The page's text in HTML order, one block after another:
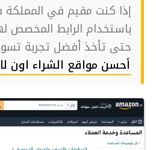
إذا كنت مقيم في المملكة
باستخدام الرابط المخصص
حتى تأخذ أفضل تجربة
أحسن مواقع الشراء اون